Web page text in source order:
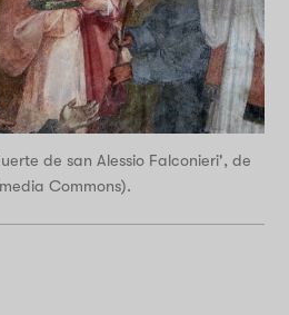
de san Alessio Falconieri', de
Commons).